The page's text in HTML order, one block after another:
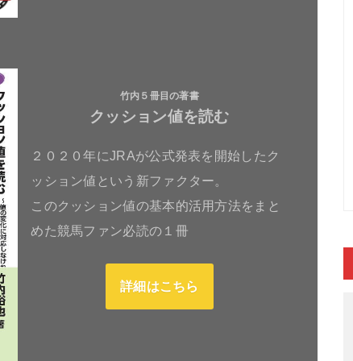
竹内５冊目の著書
クッション値を読む
２０２０年にJRAが公式発表を開始したク
ッション値という新ファクター。
このクッション値の基本的活用方法をまと
めた競馬ファン必読の１冊
詳細はこちら